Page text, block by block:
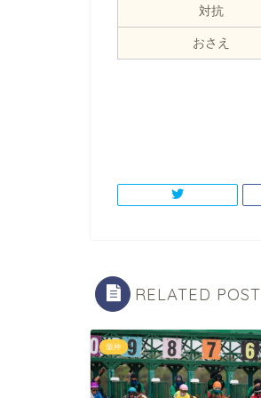
対抗
おさえ
RELATED POST
阪神